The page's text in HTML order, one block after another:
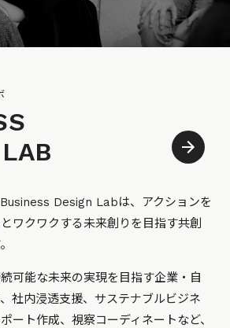
Design Labは、アクションを
ワクワクする未来創りを目指す共創
可能な未来の実現を目指す企業・自
社内浸透支援、サステナブルビジネ
ート作成、視察コーディネートなど、